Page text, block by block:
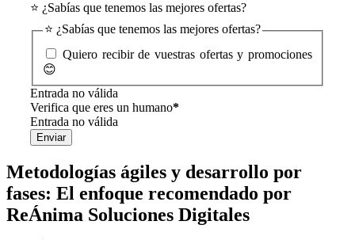
⭐ ¿Sabías que tenemos las mejores ofertas?
⭐ ¿Sabías que tenemos las mejores ofertas?
Quiero recibir de vuestras ofertas y promociones
😊
Entrada no válida
Verifica que eres un humano*
Entrada no válida
Enviar
Metodologías ágiles y desarrollo por
fases: El enfoque recomendado por
ReÁnima Soluciones Digitales